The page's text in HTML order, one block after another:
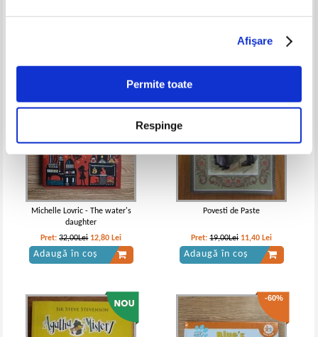
Afişare
Permite toate
Respinge
Adaugă în coș Adaugă în coș
Michelle Lovric - The water's
daughter
Pret:32,00Lei 12,80 Lei
Adaugă în coș
Povesti de Paste
Pret:19,00Lei 11,40 Lei
Adaugă în coș
-60%